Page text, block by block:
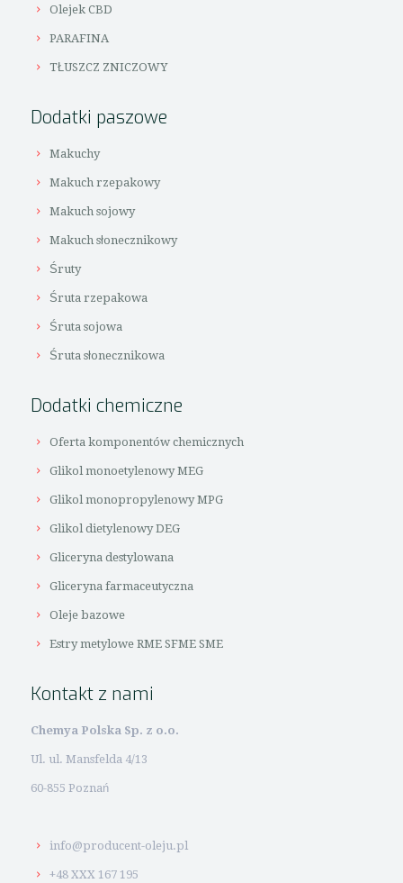
Olejek CBD
PARAFINA
TŁUSZCZ ZNICZOWY
Dodatki paszowe
Makuchy
Makuch rzepakowy
Makuch sojowy
Makuch słonecznikowy
Śruty
Śruta rzepakowa
Śruta sojowa
Śruta słonecznikowa
Dodatki chemiczne
Oferta komponentów chemicznych
Glikol monoetylenowy MEG
Glikol monopropylenowy MPG
Glikol dietylenowy DEG
Gliceryna destylowana
Gliceryna farmaceutyczna
Oleje bazowe
Estry metylowe RME SFME SME
Kontakt z nami
Chemya Polska Sp. z o.o.
Ul. ul. Mansfelda 4/13
60-855 Poznań
info@producent-oleju.pl
+48 XXX 167 195